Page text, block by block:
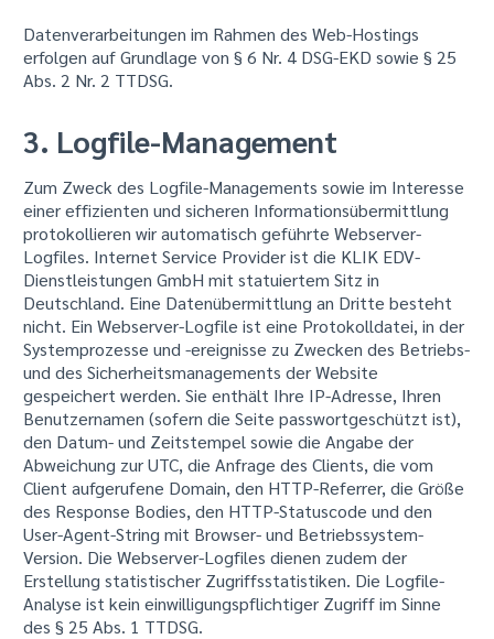
Datenverarbeitungen im Rahmen des Web-Hostings
erfolgen auf Grundlage von § 6 Nr. 4 DSG-EKD sowie § 25
Abs. 2 Nr. 2 TTDSG.
3. Logfile-Management
Zum Zweck des Logfile-Managements sowie im Interesse
einer effizienten und sicheren Informationsübermittlung
protokollieren wir automatisch geführte Webserver-
Logfiles. Internet Service Provider ist die KLIK EDV-
Dienstleistungen GmbH mit statuiertem Sitz in
Deutschland. Eine Datenübermittlung an Dritte besteht
nicht. Ein Webserver-Logfile ist eine Protokolldatei, in der
Systemprozesse und -ereignisse zu Zwecken des Betriebs-
und des Sicherheitsmanagements der Website
gespeichert werden. Sie enthält Ihre IP-Adresse, Ihren
Benutzernamen (sofern die Seite passwortgeschützt ist),
den Datum- und Zeitstempel sowie die Angabe der
Abweichung zur UTC, die Anfrage des Clients, die vom
Client aufgerufene Domain, den HTTP-Referrer, die Größe
des Response Bodies, den HTTP-Statuscode und den
User-Agent-String mit Browser- und Betriebssystem-
Version. Die Webserver-Logfiles dienen zudem der
Erstellung statistischer Zugriffsstatistiken. Die Logfile-
Analyse ist kein einwilligungspflichtiger Zugriff im Sinne
des § 25 Abs. 1 TTDSG.